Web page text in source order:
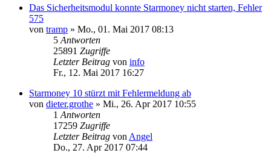
Das Sicherheitsmodul konnte Starmoney nicht starten, Fehler
575
von tramp » Mo., 01. Mai 2017 08:13
5 Antworten
25891 Zugriffe
Letzter Beitrag von info
Fr., 12. Mai 2017 16:27
Starmoney 10 stürzt mit Fehlermeldung ab
von dieter.grothe » Mi., 26. Apr 2017 10:55
1 Antworten
17259 Zugriffe
Letzter Beitrag von Angel
Do., 27. Apr 2017 07:44